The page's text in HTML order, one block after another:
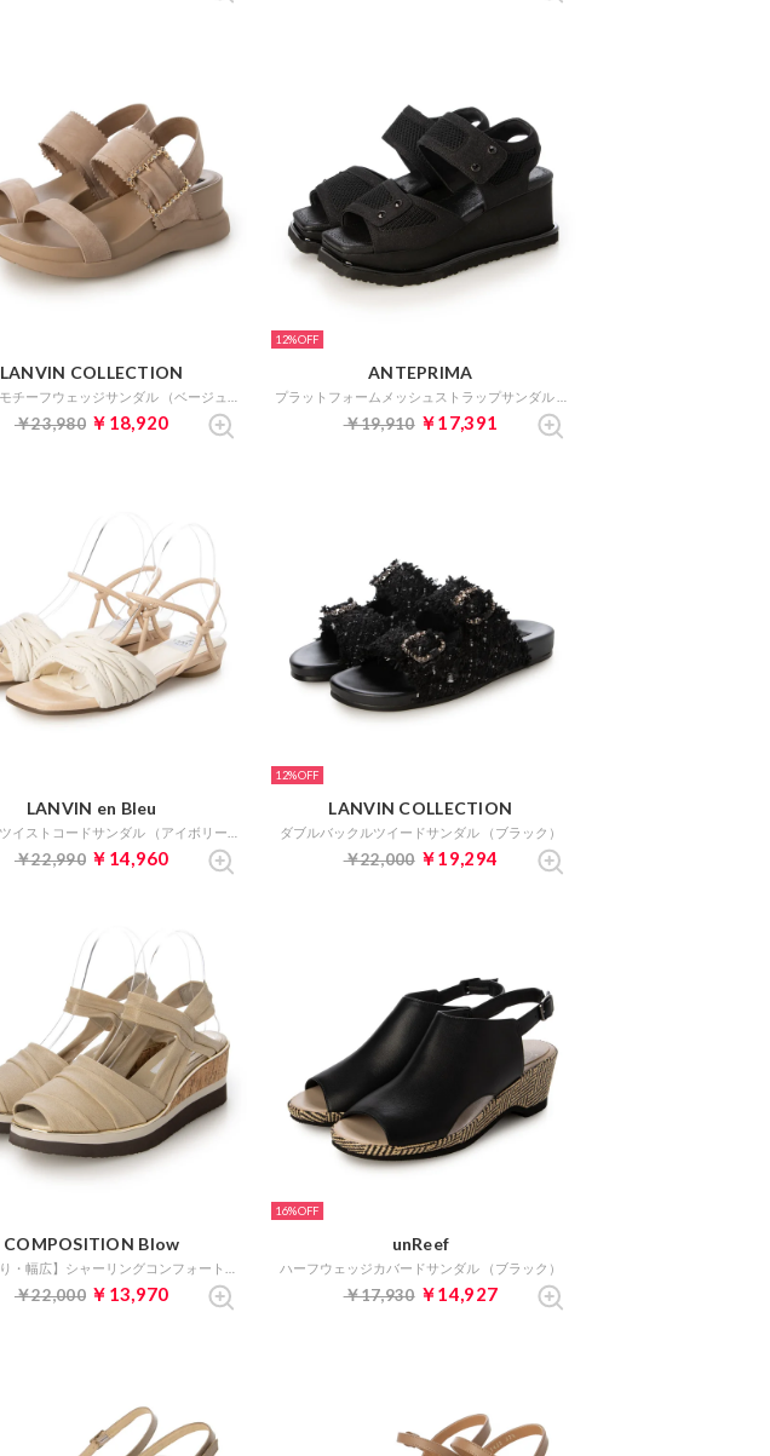
LANVIN COLLECTION
￥23,980 ￥18,920
12%
ANTEPRIMA
￥19,910 ￥17,391
LANVIN en Bleu
￥22,990 ￥14,960
12%
LANVIN COLLECTION
ダブルバックルツイードサンダル （ブラック）
￥22,000 ￥19,294
COMPOSITION Blow
￥22,000 ￥13,970
16%
unReef
ハーフウェッジカバードサンダル （ブラック）
￥17,930 ￥14,927